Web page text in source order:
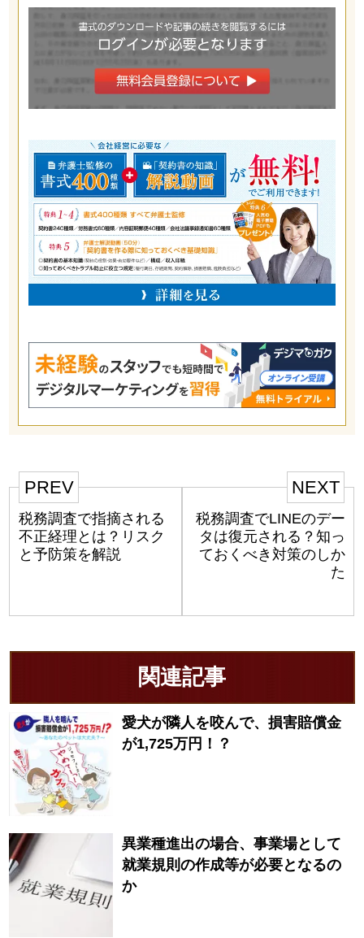
PREV
税務調査で指摘される
不正経理とは？リスク
と予防策を解説
NEXT
税務調査でLINEのデー
タは復元される？知っ
ておくべき対策のしか
た
関連記事
愛犬が隣人を咬んで、損害賠償金
が1,725万円！？
異業種進出の場合、事業場として
就業規則の作成等が必要となるの
か